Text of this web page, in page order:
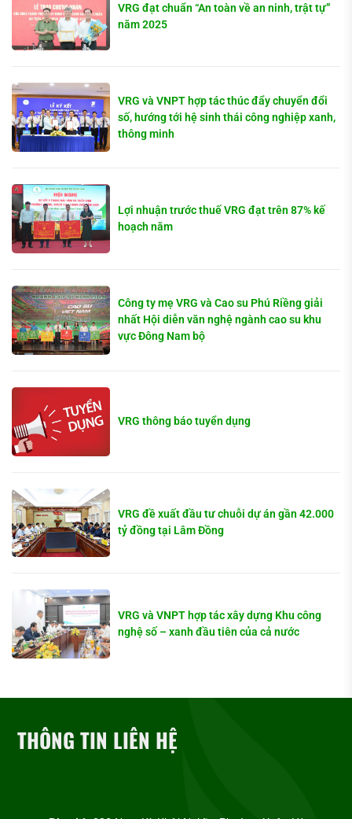
VRG đạt chuẩn “An toàn về an ninh, trật tự”
năm 2025
VRG và VNPT hợp tác thúc đẩy chuyển đổi
số, hướng tới hệ sinh thái công nghiệp xanh,
thông minh
Lợi nhuận trước thuế VRG đạt trên 87% kế
hoạch năm
Công ty mẹ VRG và Cao su Phú Riềng giải
nhất Hội diễn văn nghệ ngành cao su khu
vực Đông Nam bộ
VRG thông báo tuyển dụng
VRG đề xuất đầu tư chuỗi dự án gần 42.000
tỷ đồng tại Lâm Đồng
VRG và VNPT hợp tác xây dựng Khu công
nghệ số – xanh đầu tiên của cả nước
THÔNG TIN LIÊN HỆ